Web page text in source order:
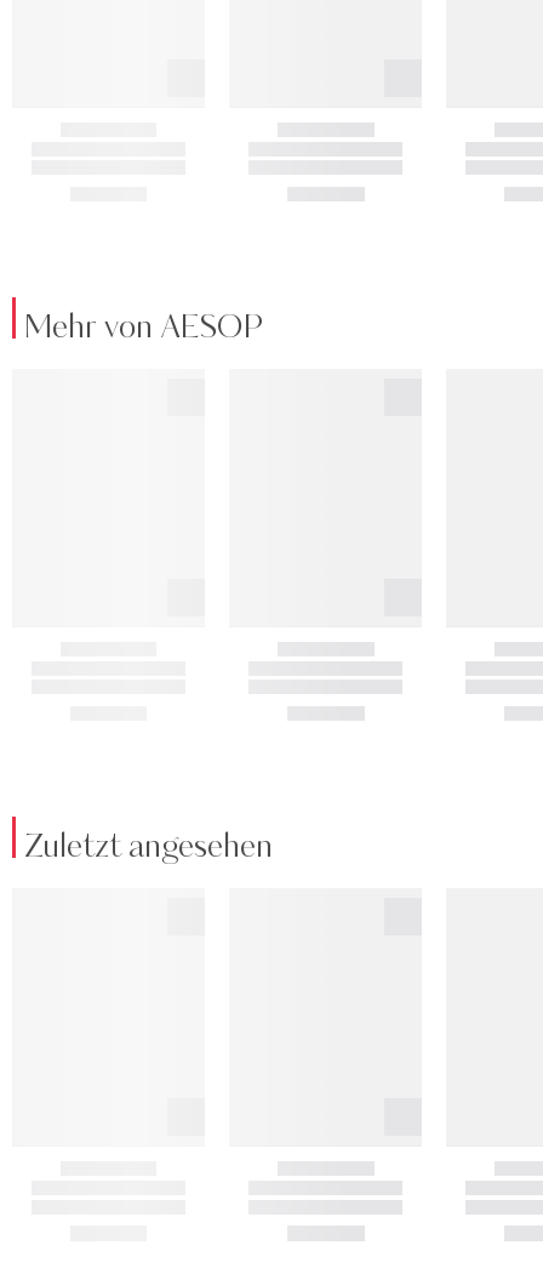
Mehr von AESOP
Zuletzt angesehen